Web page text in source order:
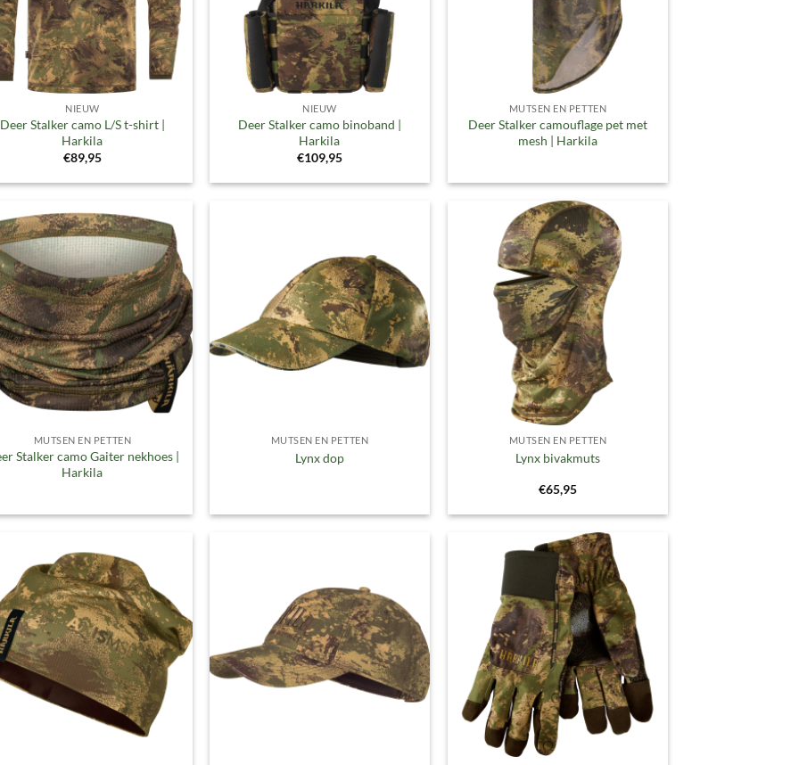
NIEUW
Deer Stalker camo L/S t-shirt |
Harkila
€89,95
NIEUW
Deer Stalker camo binoband |
Harkila
€109,95
MUTSEN EN PETTEN
Deer Stalker camouflage pet met
mesh | Harkila
Toevoegen
aan
verlanglijst
MUTSEN EN PETTEN
Stalker camo Gaiter nekhoes |
Harkila
aan
verlanglijst
MUTSEN EN PETTEN
Lynx dop
Toevoegen
aan
verlanglijst
MUTSEN EN PETTEN
Lynx bivakmuts
€65,95
Toevoegen
aan
verlanglijst
aan
verlanglijst
Toevoegen
aan
verlanglijst